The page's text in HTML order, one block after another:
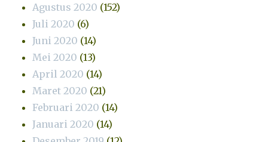
Agustus 2020 (152)
Juli 2020 (6)
Juni 2020 (14)
Mei 2020 (13)
April 2020 (14)
Maret 2020 (21)
Februari 2020 (14)
Januari 2020 (14)